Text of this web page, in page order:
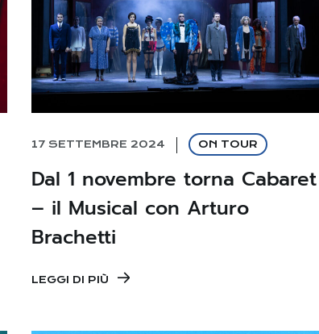
17 SETTEMBRE 2024 ON TOUR
Dal 1 novembre torna Cabaret
– il Musical con Arturo
Brachetti
LEGGI DI PIÙ